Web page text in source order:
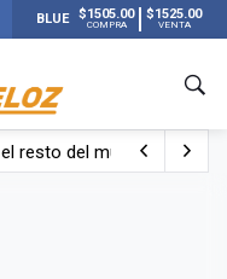
BLUE $1505.00
COMPRA
$1525.00
VENTA
resto del mundo del